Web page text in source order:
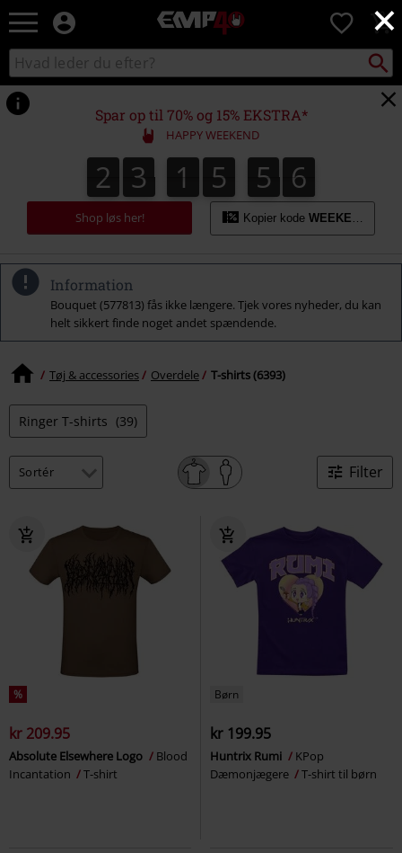
×
EMP
Musik,
TV
gaming
merch
-
alternativ
mode
0
Søg
sortiment
Søg
Spar op til 70% og 15% EKSTRA*
HAPPY WEEKEND
2
2 3
3 1
1 5
5
5
5 5
5
5
5 4
5
4
6
5
Shop løs her! Kopier kode WEEKEND
Information
Bouquet (577813) fås ikke længere. Tjek vores nyheder, du kan
helt sikkert finde noget andet spændende.
Tøj & accessories Overdele T-shirts (6393)
Ringer T-shirts (39)
Filter
%
kr 209.95
Absolute Elsewhere Logo
Blood
Incantation
T-shirt
Børn
kr 199.95
Huntrix Rumi
KPop
Dæmonjægere
T-shirt til børn